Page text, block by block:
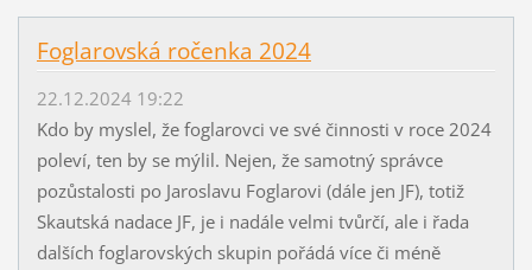
Foglarovská ročenka 2024
22.12.2024 19:22
Kdo by myslel, že foglarovci ve své činnosti v roce 2024
poleví, ten by se mýlil. Nejen, že samotný správce
pozůstalosti po Jaroslavu Foglarovi (dále jen JF), totiž
Skautská nadace JF, je i nadále velmi tvůrčí, ale i řada
dalších foglarovských skupin pořádá více či méně